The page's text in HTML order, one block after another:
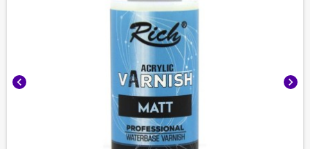
chevron_left chevron_right